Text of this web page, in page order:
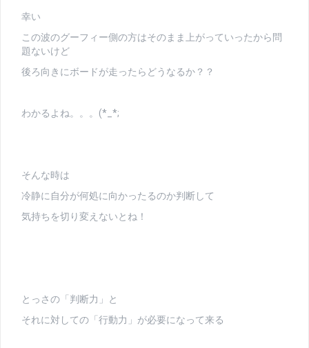
幸い
この波のグーフィー側の方はそのまま上がっていったから問
題ないけど
後ろ向きにボードが走ったらどうなるか？？
わかるよね。。。(*_*;
そんな時は
冷静に自分が何処に向かったるのか判断して
気持ちを切り変えないとね！
とっさの「判断力」と
それに対しての「行動力」が必要になって来る